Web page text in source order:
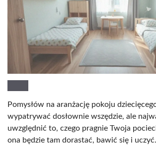
Pomysłów na aranżację pokoju
wypatrywać dosłownie wszędzie, ale
uwzględnić to, czego pragnie Twoja
ona będzie tam dorastać, bawić się i